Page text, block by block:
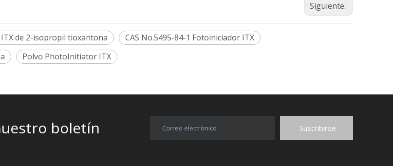
Siguiente:
de 2-isopropil tioxantona
CAS No.5495-84-1 Fotoiniciador ITX
Polvo PhotoInitiator ITX
boletín Correo electrónico Suscribirse